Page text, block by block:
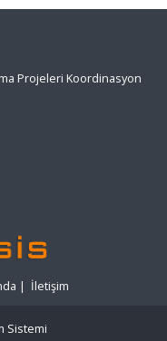
Projeleri Koordinasyon
| İletişim
Sistemi